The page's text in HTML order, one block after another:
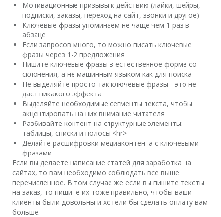
Мотивационные призывы к действию (лайки, шейры,
подписки, заказы, переход на сайт, звонки и другое)
Ключевые фразы упоминаем не чаще чем 1 раз в
абзаце
Если запросов много, то можно писать ключевые
фразы через 1-2 предложения
Пишите ключевые фразы в естественное форме со
склонения, а не машинным языком как для поиска
Не выделяйте просто так ключевые фразы - это не
даст никакого эффекта
Выделяйте необходимые сегменты текста, чтобы
акцентировать на них внимание читателя
Разбивайте контент на структурные элементы:
таблицы, списки и полосы <hr>
Делайте расшифровки медиаконтента с ключевыми
фразами
Если вы делаете написание статей для заработка на
сайтах, то вам необходимо соблюдать все выше
перечисленное. В том случае же если вы пишите тексты
на заказ, то пишите их тоже правильно, чтобы ваши
клиенты были довольны и хотели бы сделать оплату вам
больше.